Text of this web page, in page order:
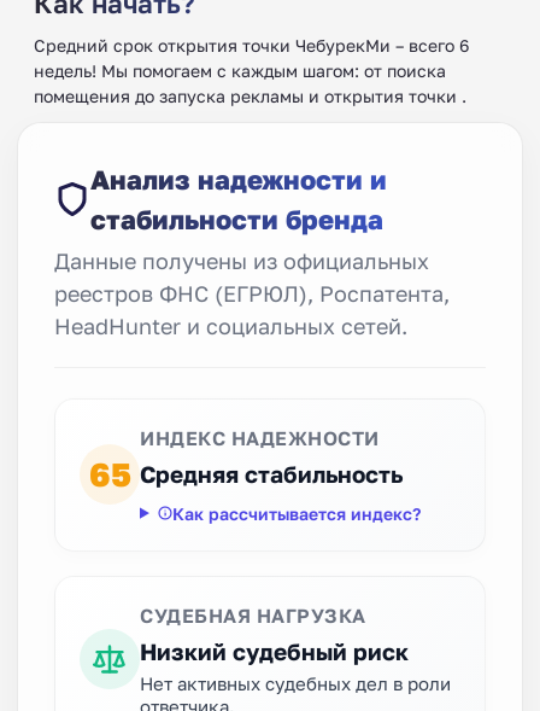
Средний срок открытия точки ЧебурекМи – всего 6
недель! Мы помогаем с каждым шагом: от поиска
помещения до запуска рекламы и открытия точки .
Анализ надежности и
стабильности бренда
Данные получены из официальных
реестров ФНС (ЕГРЮЛ), Роспатента,
HeadHunter и социальных сетей.
65
ИНДЕКС НАДЕЖНОСТИ
Средняя стабильность
Как рассчитывается индекс?
СУДЕБНАЯ НАГРУЗКА
Низкий судебный риск
Нет активных судебных дел в роли
ответчика.